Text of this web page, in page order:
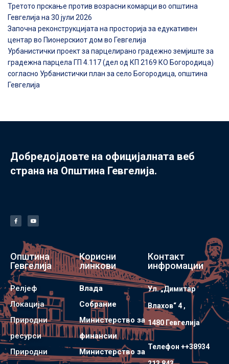
Третото прскање против возрасни комарци во општина
Гевгелија на 30 јули 2026
Започна реконструкцијата на просторија за едукативен
центар во Пионерскиот дом во Гевгелија
Урбанистички проект за парцелирано градежно земјиште за
градежна парцела ГП 4.117 (дел од КП 2169 КО Богородица)
согласно Урбанистички план за село Богородица, општина
Гевгелија
Добредојдовте на официјалната веб
страна на Општина Гевгелија.
Општина
Гевгелија
Релјеф
Локација
Природни
ресурси
Природни
Корисни
линкови
Влада
Собрание
Министерство за
финансии
Министерство за
Контакт
инфромации
Ул. „Димитар
Влахов“ 4 ,
1480 Гевгелијa
Телефон ++38934